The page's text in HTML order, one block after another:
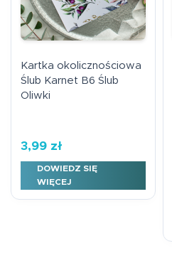
Kartka okolicznościowa
Ślub Karnet B6 Ślub
Oliwki
3,99 zł
DOWIEDZ SIĘ
WIĘCEJ